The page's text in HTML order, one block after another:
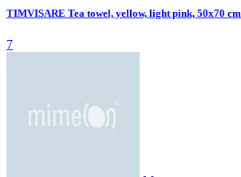
TIMVISARE Tea towel, yellow, light pink, 50x70 cm
7